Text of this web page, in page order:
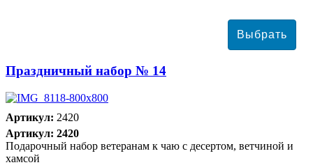
Праздничный набор № 14
Артикул: 2420
Артикул: 2420
Подарочный набор ветеранам к чаю с десертом, ветчиной и
хамсой